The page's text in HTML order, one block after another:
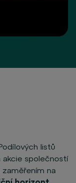
listů
akcie společností
na